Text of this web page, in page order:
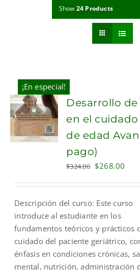
Show 24 Products
¡En especial!
ADD TO
CART
Desarrollo
en el
de edad
pago)
$324.00 Original
$324.00.
$268.00
Descripción del curso: Este curso
introduce al estudiante en los
fundamentos teóricos y prácticos
cuidado del paciente geriátrico,
énfasis en condiciones crónicas,
mental, nutrición, administración